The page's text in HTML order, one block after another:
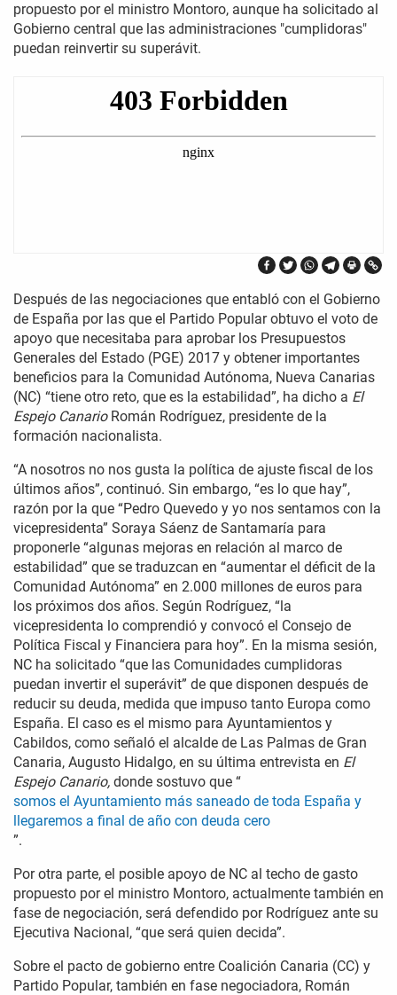
propuesto por el ministro Montoro, aunque ha solicitado al
Gobierno central que las administraciones "cumplidoras"
puedan reinvertir su superávit.
Después de las negociaciones que entabló con el Gobierno
de España por las que el Partido Popular obtuvo el voto de
apoyo que necesitaba para aprobar los Presupuestos
Generales del Estado (PGE) 2017 y obtener importantes
beneficios para la Comunidad Autónoma, Nueva Canarias
(NC) “tiene otro reto, que es la estabilidad”, ha dicho a El
Espejo Canario Román Rodríguez, presidente de la
formación nacionalista.
“A nosotros no nos gusta la política de ajuste fiscal de los
últimos años”, continuó. Sin embargo, “es lo que hay”,
razón por la que “Pedro Quevedo y yo nos sentamos con la
vicepresidenta” Soraya Sáenz de Santamaría para
proponerle “algunas mejoras en relación al marco de
estabilidad” que se traduzcan en “aumentar el déficit de la
Comunidad Autónoma” en 2.000 millones de euros para
los próximos dos años. Según Rodríguez, “la
vicepresidenta lo comprendió y convocó el Consejo de
Política Fiscal y Financiera para hoy”. En la misma sesión,
NC ha solicitado “que las Comunidades cumplidoras
puedan invertir el superávit” de que disponen después de
reducir su deuda, medida que impuso tanto Europa como
España. El caso es el mismo para Ayuntamientos y
Cabildos, como señaló el alcalde de Las Palmas de Gran
Canaria, Augusto Hidalgo, en su última entrevista en El
Espejo Canario, donde sostuvo que “
somos el Ayuntamiento más saneado de toda España y
llegaremos a final de año con deuda cero
”.
Por otra parte, el posible apoyo de NC al techo de gasto
propuesto por el ministro Montoro, actualmente también en
fase de negociación, será defendido por Rodríguez ante su
Ejecutiva Nacional, “que será quien decida”.
Sobre el pacto de gobierno entre Coalición Canaria (CC) y
Partido Popular, también en fase negociadora, Román